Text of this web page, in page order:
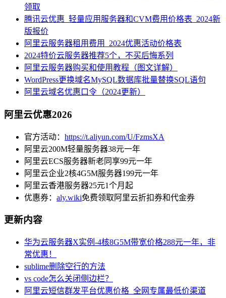
领取
腾讯云优惠_轻量应用服务器和CVM费用价格表_2024新
版报价
阿里云服务器租用费用_2024优惠活动价格表
2024特价云服务器推荐5个，不买后悔系列
阿里云服务器购买和使用教程（图文详解）
WordPress更换域名MySQL数据库批量替换SQL语句
阿里云域名优惠口令（2024更新）
阿里云优惠2026
官方活动： https://t.aliyun.com/U/FzmsXA
阿里云200M轻量服务器38元一年
阿里云ECS服务器新老同享99元一年
阿里云企业2核4G5M服务器199元一年
阿里云香港服务器25元1个月起
优惠券： aly.wiki免费领取阿里云折扣券和代金券
更新内容
华为云服务器X实例-4核8G5M带宽价格288元一年，非
常优惠！
sublime删除空行的方法
vs code怎么关闭侧边栏？
阿里云短信群发平台优惠价格_全网专属最低价渠道